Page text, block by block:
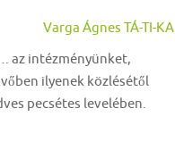
Varga Ágnes TÁ-TI-KA
az intézményünket,
ilyenek közlésétől
pecsétes levelében.